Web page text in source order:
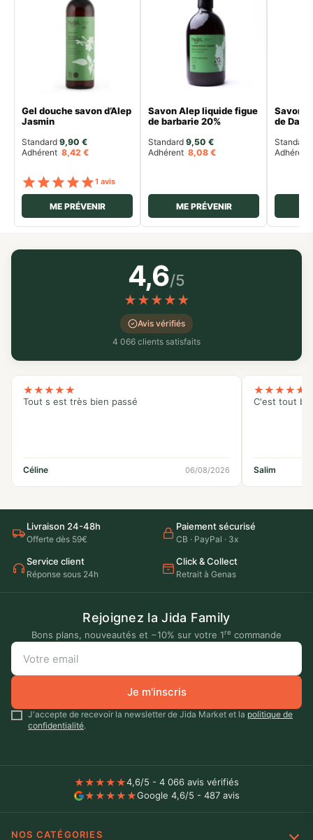
Gel douche savon d’Alep
Jasmin
Standard 9,90 €
Adhérent 8,42 €
Note
1 avis
ME PRÉVENIR
Savon Alep liquide figue
de barbarie 20%
Standard 9,50€
Adhérent8,08€
ME PRÉVENIR
Savon
de
Standard
4,6/5
★★★★★
Avis vérifiés
4 066 clients satisfaits
★★★★★
Tout s est très bien passé
Céline 06/08/2026
★★★★★
C'est tout
Salim
Livraison 24-48h
Offerte dès 59€
Paiement sécurisé
CB · PayPal · 3x
Service client
Réponse sous 24h
Click & Collect
Retrait à Genas
Rejoignez la Jida Family
Bons plans, nouveautés et −10% sur votre 1re commande
Je m'inscris
J'accepte de recevoir la newsletter de Jida Market et la politique de
confidentialité.
★★★★★4,6/5 - 4 066 avis vérifiés
★★★★★Google 4,6/5 - 487 avis
NOS CATÉGORIES